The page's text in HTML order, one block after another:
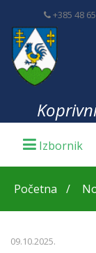
+385 48
Početna
09.10.2025.